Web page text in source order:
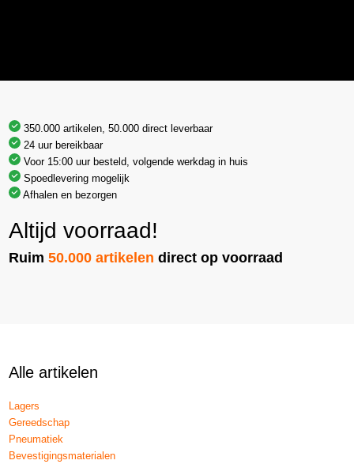
350.000 artikelen, 50.000 direct leverbaar
24 uur bereikbaar
Voor 15:00 uur besteld, volgende werkdag in huis
Spoedlevering mogelijk
Afhalen en bezorgen
Altijd voorraad!
Ruim50.000 artikelen direct op voorraad
Alle artikelen
Lagers
Gereedschap
Pneumatiek
Bevestigingsmaterialen